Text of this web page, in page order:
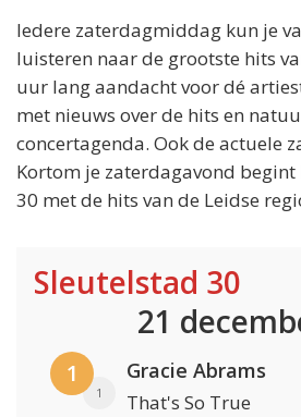
Iedere zaterdagmiddag kun je
luisteren naar de grootste hits
uur lang aandacht voor dé
met nieuws over de hits en
concertagenda. Ook de actuele
Kortom je zaterdagavond
30 met de hits van de Leidse
Sleutelstad 30
21
1
1
Gracie Abrams
That's So True